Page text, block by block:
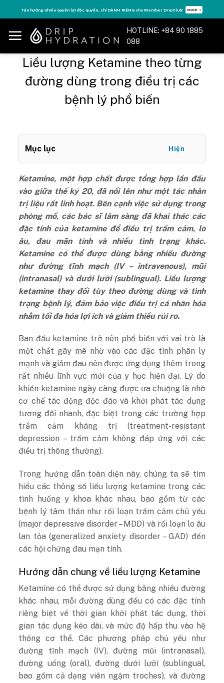
to
content
Tận hưởng nhiều quyền lợi độc quyền, chỉ DÀNH RIÊNG cho Member DripClub! Chi tiết ➝
HOTLINE: +84 90 1885
088
Liều lượng Ketamine theo từng
đường dùng trong điều trị các
bệnh lý phổ biến
Mục lục Hiện
Ketamine, một hợp chất được tổng hợp lần đầu
vào giữa thế kỷ 20, đã nổi lên như một tác nhân
trị liệu rất linh hoạt. Bên cạnh việc sử dụng trong
phòng mổ, các bác sĩ lâm sàng đã khai thác các
đặc tính của ketamine để điều trị trầm cảm, lo
âu, đau mãn tính và nhiều tình trạng khác.
Ketamine có thể được dùng bằng nhiều đường
như đường tĩnh mạch (IV – intravenous), mũi
(intranasal) và dưới lưỡi (sublingual). Liều lượng
ketamine thay đổi tùy theo đường dùng và tình
trạng bệnh lý, đảm bảo việc điều trị cá nhân hóa
nhằm tối đa hóa lợi ích và giảm thiểu rủi ro.
Ban đầu ketamine trở nên phổ biến với vai trò là
một chất gây mê nhờ vào các đặc tính phân ly
mạnh và giảm đau nên được ứng dụng thêm trong
rất nhiều lĩnh vực mới của y học hiện đại. Lý do
khiến ketamine ngày càng được ưa chuộng là nhờ
cơ chế tác động độc đáo và khởi phát tác dụng
tương đối nhanh, đặc biệt trong các trường hợp
trầm cảm kháng trị (treatment-resistant
depression – trầm cảm không đáp ứng với các
điều trị thông thường).
Trong hướng dẫn toàn diện này, chúng ta sẽ tìm
hiểu các thông số liều lượng ketamine trong các
tình huống y khoa khác nhau, bao gồm từ các
bệnh lý tâm thần như rối loạn trầm cảm chủ yếu
(major depressive disorder – MDD) và rối loạn lo âu
lan tỏa (generalized anxiety disorder – GAD) đến
các hội chứng đau mạn tính.
Hướng dẫn chung về liều lượng Ketamine
Ketamine có thể được sử dụng bằng nhiều đường
khác nhau, mỗi đường dùng đều có các đặc tính
riêng biệt về thời gian khởi phát tác dụng, thời
gian tác dụng kéo dài, và mức độ hấp thu vào hệ
thống cơ thể. Các phương pháp chủ yếu như
đường tĩnh mạch (IV), đường mũi (intranasal),
đường uống (oral), đường dưới lưỡi (sublingual,
bao gồm cả dạng viên ngậm troches), và đường